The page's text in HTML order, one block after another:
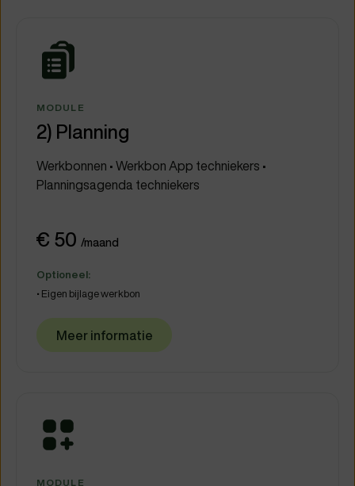
MODULE
2) Planning
Werkbonnen • Werkbon App techniekers •
Planningsagenda techniekers
€ 50 /maand
Optioneel:
• Eigen bijlage werkbon
Meer informatie
MODULE